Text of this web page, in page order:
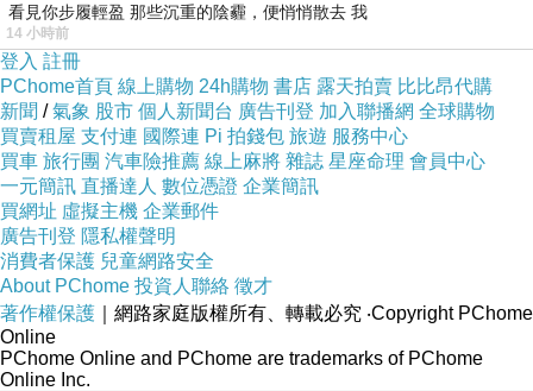
得獎作品，第一名獎金8萬元，第二名獎金5萬
元，第三名獎金2萬元，還有20名佳作獎金各
5,000元，總計23個獎項，民眾若想了解更多詳
細內容，可至台彩網站
（www.taiwanlottery.com.tw）查詢。
看見你步履輕盈 那些沉重的陰霾，便悄悄散去 我
14 小時前
登入 註冊
PChome首頁 線上購物 24h購物 書店 露天拍賣 比比昂代購
新聞 /氣象 股市 個人新聞台 廣告刊登 加入聯播網 全球購物
買賣租屋 支付連 國際連 Pi 拍錢包 旅遊 服務中心
買車 旅行團 汽車險推薦 線上麻將 雜誌 星座命理 會員中心
一元簡訊 直播達人 數位憑證 企業簡訊
買網址 虛擬主機 企業郵件
廣告刊登 隱私權聲明
消費者保護 兒童網路安全
About PChome 投資人聯絡 徵才
著作權保護 ｜網路家庭版權所有、轉載必究 ‧Copyright PChome
Online
PChome Online and PChome are trademarks of PChome
Online Inc.